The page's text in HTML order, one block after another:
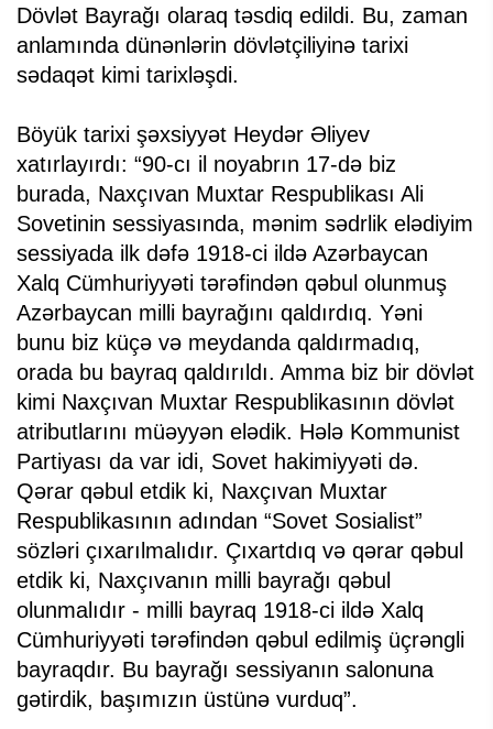
Dövlət Bayrağı olaraq təsdiq edildi. Bu, zaman
anlamında dünənlərin dövlətçiliyinə tarixi
sədaqət kimi tarixləşdi.
Böyük tarixi şəxsiyyət Heydər Əliyev
xatırlayırdı: “90-cı il noyabrın 17-də biz
burada, Naxçıvan Muxtar Respublikası Ali
Sovetinin sessiyasında, mənim sədrlik elədiyim
sessiyada ilk dəfə 1918-ci ildə Azərbaycan
Xalq Cümhuriyyəti tərəfindən qəbul olunmuş
Azərbaycan milli bayrağını qaldırdıq. Yəni
bunu biz küçə və meydanda qaldırmadıq,
orada bu bayraq qaldırıldı. Amma biz bir dövlət
kimi Naxçıvan Muxtar Respublikasının dövlət
atributlarını müəyyən elədik. Hələ Kommunist
Partiyası da var idi, Sovet hakimiyyəti də.
Qərar qəbul etdik ki, Naxçıvan Muxtar
Respublikasının adından “Sovet Sosialist”
sözləri çıxarılmalıdır. Çıxartdıq və qərar qəbul
etdik ki, Naxçıvanın milli bayrağı qəbul
olunmalıdır - milli bayraq 1918-ci ildə Xalq
Cümhuriyyəti tərəfindən qəbul edilmiş üçrəngli
bayraqdır. Bu bayrağı sessiyanın salonuna
gətirdik, başımızın üstünə vurduq”.